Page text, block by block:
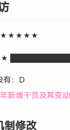
有：D
新增干员及其变动
制修改